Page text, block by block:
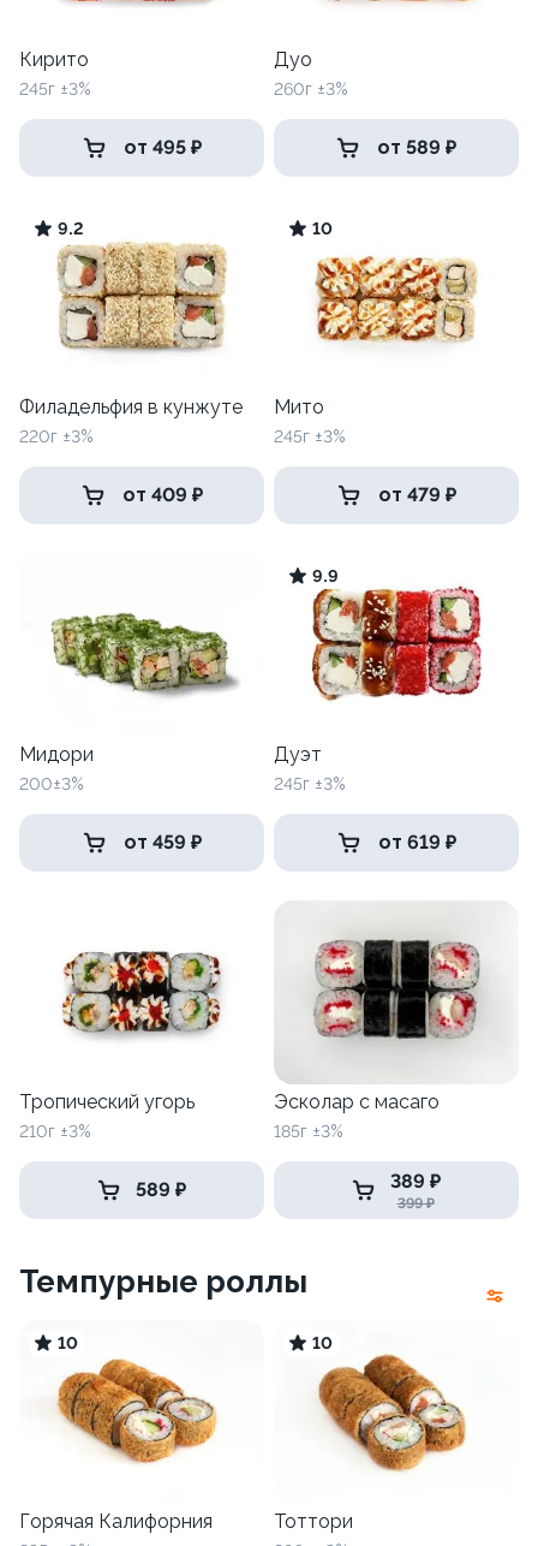
Кирито
245г ±3%
от 495 ₽
Дуо
260г ±3%
от 589 ₽
9.2
Филадельфия в кунжуте
220г ±3%
от 409 ₽
10
Мито
245г ±3%
от 479 ₽
Мидори
200±3%
от 459 ₽
9.9
Дуэт
245г ±3%
от 619 ₽
Тропический угорь
210г ±3%
589 ₽
Эсколар с масаго
185г ±3%
389 ₽
399 ₽
Темпурные роллы
10
Горячая Калифорния
10
Тоттори